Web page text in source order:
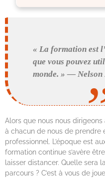
« La formation est
que vous pouvez
monde. » — Nelson
Alors que nous nous
à chacun de nous de prendre
professionnel. L’époque est
formation continue s’avère
laisser distancer. Quelle sera
parcours ? C’est à vous de